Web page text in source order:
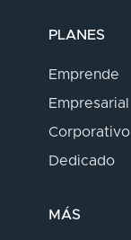
PLANES
Emprende
Empresarial
Corporativo
Dedicado
MÁS